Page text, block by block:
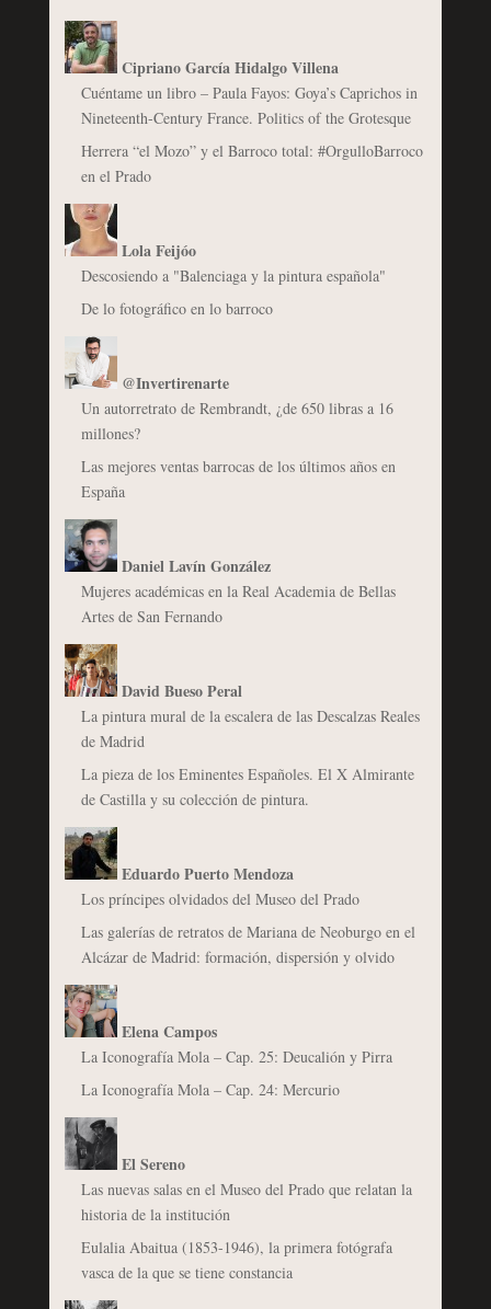
Cipriano García Hidalgo Villena
Cuéntame un libro – Paula Fayos: Goya’s Caprichos in
Nineteenth-Century France. Politics of the Grotesque
Herrera “el Mozo” y el Barroco total: #OrgulloBarroco
en el Prado
Lola Feijóo
Descosiendo a "Balenciaga y la pintura española"
De lo fotográfico en lo barroco
@Invertirenarte
Un autorretrato de Rembrandt, ¿de 650 libras a 16
millones?
Las mejores ventas barrocas de los últimos años en
España
Daniel Lavín González
Mujeres académicas en la Real Academia de Bellas
Artes de San Fernando
David Bueso Peral
La pintura mural de la escalera de las Descalzas Reales
de Madrid
La pieza de los Eminentes Españoles. El X Almirante
de Castilla y su colección de pintura.
Eduardo Puerto Mendoza
Los príncipes olvidados del Museo del Prado
Las galerías de retratos de Mariana de Neoburgo en el
Alcázar de Madrid: formación, dispersión y olvido
Elena Campos
La Iconografía Mola – Cap. 25: Deucalión y Pirra
La Iconografía Mola – Cap. 24: Mercurio
El Sereno
Las nuevas salas en el Museo del Prado que relatan la
historia de la institución
Eulalia Abaitua (1853-1946), la primera fotógrafa
vasca de la que se tiene constancia